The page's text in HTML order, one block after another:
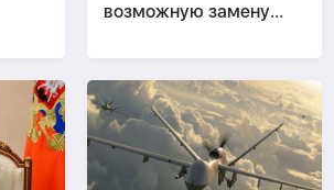
возможную замену